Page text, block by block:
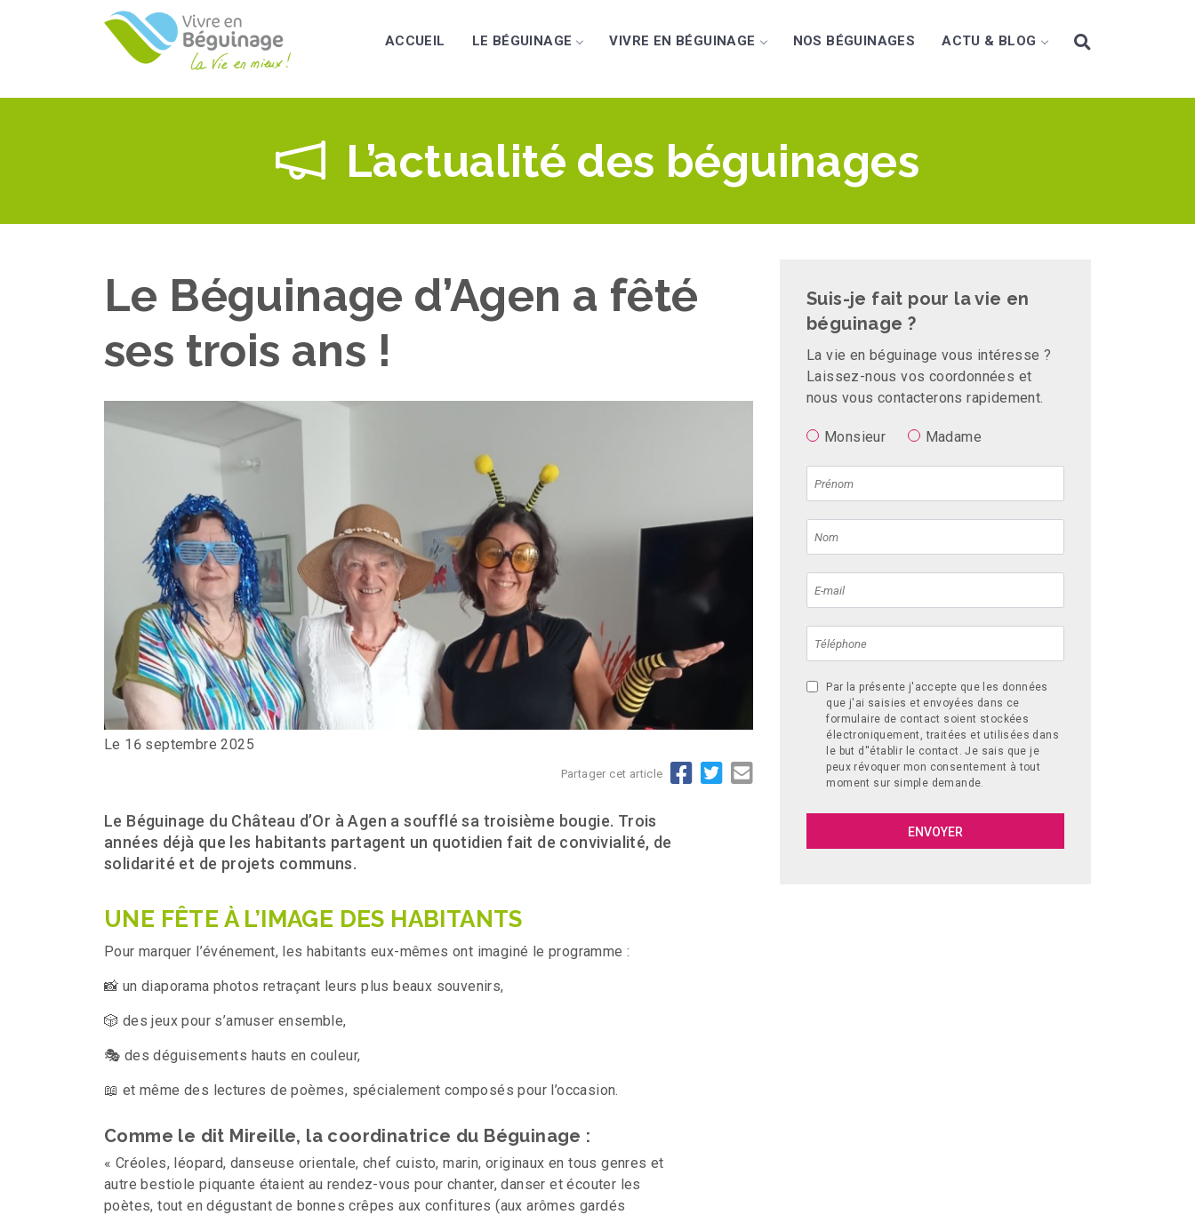
ACCUEIL LE BÉGUINAGE VIVRE EN BÉGUINAGE NOS BÉGUINAGES ACTU & BLOG
L’actualité des béguinages
Le Béguinage d’Agen a fêté
ses trois ans !
Le 16 septembre 2025
Partager cet article
Le Béguinage du Château d’Or à Agen a soufflé sa troisième bougie. Trois
années déjà que les habitants partagent un quotidien fait de convivialité, de
solidarité et de projets communs.
UNE FÊTE À L’IMAGE DES HABITANTS
Pour marquer l’événement, les habitants eux-mêmes ont imaginé le programme :
📸 un diaporama photos retraçant leurs plus beaux souvenirs,
🎲 des jeux pour s’amuser ensemble,
🎭 des déguisements hauts en couleur,
📖 et même des lectures de poèmes, spécialement composés pour l’occasion.
Comme le dit Mireille, la coordinatrice du Béguinage :
« Créoles, léopard, danseuse orientale, chef cuisto, marin, originaux en tous genres et
autre bestiole piquante étaient au rendez-vous pour chanter, danser et écouter les
poètes, tout en dégustant de bonnes crêpes aux confitures (aux arômes gardés
Suis-je fait pour la vie en
béguinage ?
La vie en béguinage vous intéresse ?
Laissez-nous vos coordonnées et
nous vous contacterons rapidement.
Monsieur Madame
Par la présente j'accepte que les données
que j'ai saisies et envoyées dans ce
formulaire de contact soient stockées
électroniquement, traitées et utilisées dans
le but d''établir le contact. Je sais que je
peux révoquer mon consentement à tout
moment sur simple demande.